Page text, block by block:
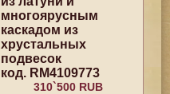
многоярусным
каскадом из
хрустальных
подвесок
код. RM4109773
310`500 RUB